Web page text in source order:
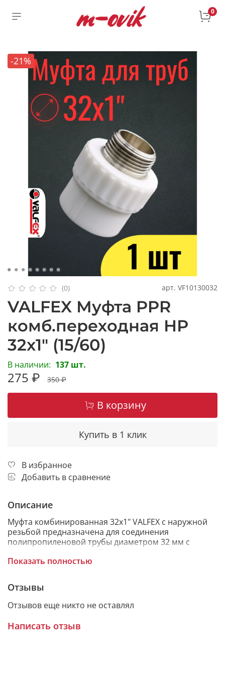
0
-21%
(0) арт. VF10130032
VALFEX Муфта PPR
комб.переходная НР
32x1" (15/60)
В наличии: 137 шт.
275 ₽ 350 ₽
В корзину
Купить в 1 клик
В избранное
Добавить в сравнение
Описание
Муфта комбинированная 32х1" VALFEX с наружной
резьбой предназначена для соединения
полипропиленовой трубы диаметром 32 мм с
элементом инженерной системы, имеющим
резьбовое подключение 1". Используется в
отопления и технических трубопроводах.
перехода с трубы PPR на наружную трубную резьбу.
Показать полностью
Отзывы
Отзывов еще никто не оставлял
Написать отзыв